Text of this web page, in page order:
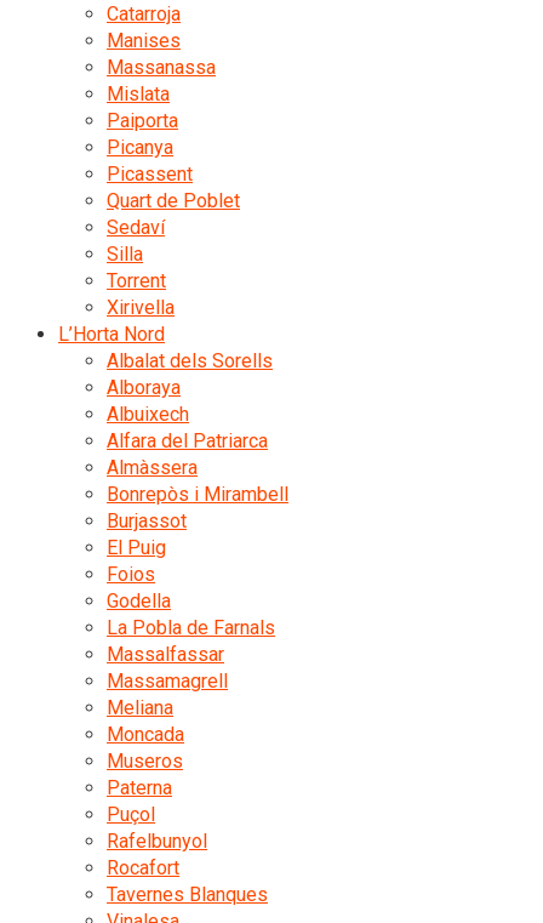
Catarroja
Manises
Massanassa
Mislata
Paiporta
Picanya
Picassent
Quart de Poblet
Sedaví
Silla
Torrent
Xirivella
L’Horta Nord
Albalat dels Sorells
Alboraya
Albuixech
Alfara del Patriarca
Almàssera
Bonrepòs i Mirambell
Burjassot
El Puig
Foios
Godella
La Pobla de Farnals
Massalfassar
Massamagrell
Meliana
Moncada
Museros
Paterna
Puçol
Rafelbunyol
Rocafort
Tavernes Blanques